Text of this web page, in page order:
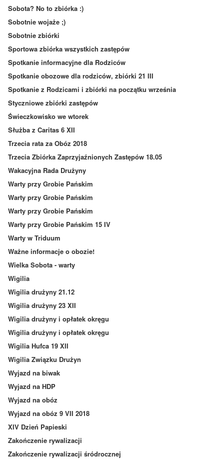
Sobota? No to zbiórka :)
Sobotnie wojaże ;)
Sobotnie zbiórki
Sportowa zbiórka wszystkich zastępów
Spotkanie informacyjne dla Rodziców
Spotkanie obozowe dla rodziców, zbiórki 21 III
Spotkanie z Rodzicami i zbiórki na początku września
Styczniowe zbiórki zastępów
Świeczkowisko we wtorek
Służba z Caritas 6 XII
Trzecia rata za Obóz 2018
Trzecia Zbiórka Zaprzyjaźnionych Zastępów 18.05
Wakacyjna Rada Drużyny
Warty przy Grobie Pańskim
Warty przy Grobie Pańskim
Warty przy Grobie Pańskim
Warty przy Grobie Pańskim 15 IV
Warty w Triduum
Ważne informacje o obozie!
Wielka Sobota - warty
Wigilia
Wigilia drużyny 21.12
Wigilia drużyny 23 XII
Wigilia drużyny i opłatek okręgu
Wigilia drużyny i opłatek okręgu
Wigilia Hufca 19 XII
Wigilia Związku Drużyn
Wyjazd na biwak
Wyjazd na HDP
Wyjazd na obóz
Wyjazd na obóz 9 VII 2018
XIV Dzień Papieski
Zakończenie rywalizacji
Zakończenie rywalizacji śródrocznej